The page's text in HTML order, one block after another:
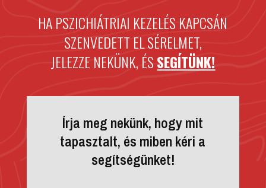
HA PSZICHIÁTRIAI KEZELÉS KAPCSÁN
SZENVEDETT EL SÉRELMET,
JELEZZE NEKÜNK, ÉSSEGÍTÜNK!
Írja meg nekünk, hogy mit
tapasztalt, és miben kéri a
segítségünket!